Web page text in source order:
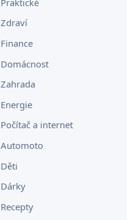
Zdraví
Finance
Domácnost
Zahrada
Energie
Počítač a internet
Automoto
Děti
Dárky
Recepty